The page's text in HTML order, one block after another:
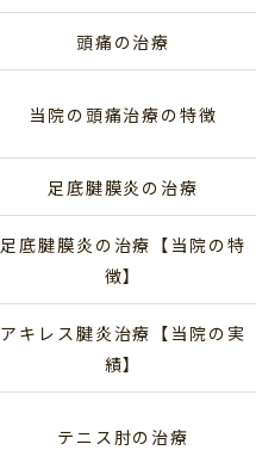
頭痛の治療
当院の頭痛治療の特徴
足底腱膜炎の治療
足底腱膜炎の治療【当院の特
徴】
アキレス腱炎治療【当院の実
績】
テニス肘の治療